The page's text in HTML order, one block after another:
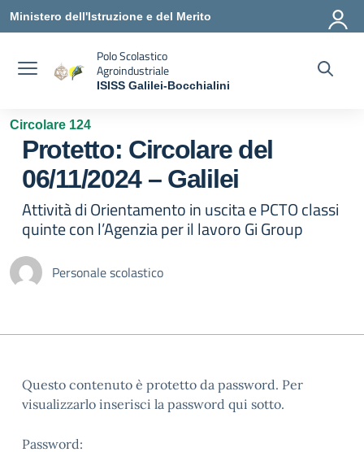
Ministero dell'Istruzione e del Merito
Polo Scolastico
Agroindustriale
ISISS Galilei-Bocchialini
Circolare 124
Protetto: Circolare del
06/11/2024 – Galilei
Attività di Orientamento in uscita e PCTO classi
quinte con l’Agenzia per il lavoro Gi Group
Personale scolastico
Questo contenuto è protetto da password. Per
visualizzarlo inserisci la password qui sotto.
Password: